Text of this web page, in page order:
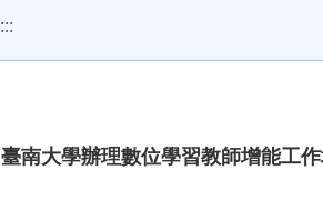
:::
臺南大學辦理數位學習教師增能工